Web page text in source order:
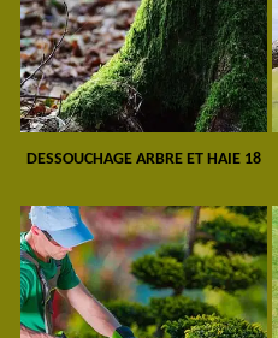
DESSOUCHAGE ARBRE ET HAIE 18